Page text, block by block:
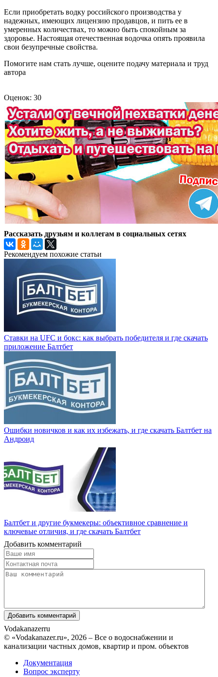
Если приобретать водку российского производства у
надежных, имеющих лицензию продавцов, и пить ее в
умеренных количествах, то можно быть спокойным за
здоровье. Настоящая отечественная водочка опять проявила
свои безупречные свойства.
Помогите нам стать лучше, оцените подачу материала и труд
автора
Оценок: 30
Рассказать друзьям и коллегам в социальных сетях
Рекомендуем похожие статьи
Ставки на UFC и бокс: как выбрать победителя и где скачать
приложение Балтбет
Ошибки новичков и как их избежать, и где скачать Балтбет на
Андроид
Балтбет и другие букмекеры: объективное сравнение и
ключевые отличия, и где скачать Балтбет
Добавить комментарий
Vodakanazerru
© «Vodakanazer.ru», 2026 – Все о водоснабжении и
канализации частных домов, квартир и пром. объектов
Документация
Вопрос эксперту